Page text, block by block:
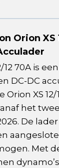
Orion XS
12 70A is
DC-DC
Orion XS 12/
het
De
Met
dynamo’s